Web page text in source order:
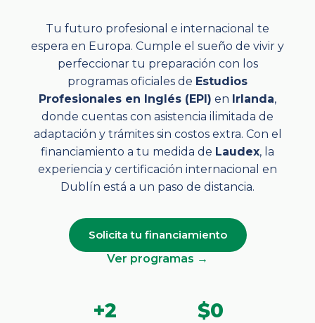
Tu futuro profesional e internacional te
espera en Europa. Cumple el sueño de vivir y
perfeccionar tu preparación con los
programas oficiales de Estudios
Profesionales en Inglés (EPI) en Irlanda,
donde cuentas con asistencia ilimitada de
adaptación y trámites sin costos extra. Con el
financiamiento a tu medida de Laudex, la
experiencia y certificación internacional en
Dublín está a un paso de distancia.
Solicita tu financiamiento
Ver programas →
+2 $0